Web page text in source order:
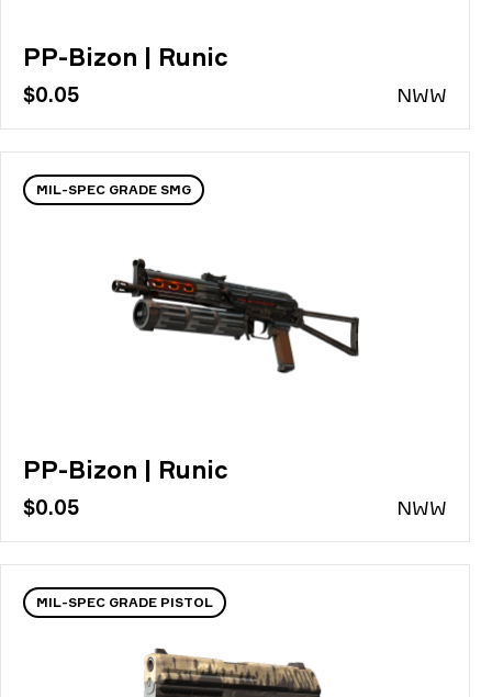
PP-Bizon | Runic
$0.05 NWW
MIL-SPEC GRADE SMG
PP-Bizon | Runic
$0.05 NWW
MIL-SPEC GRADE PISTOL